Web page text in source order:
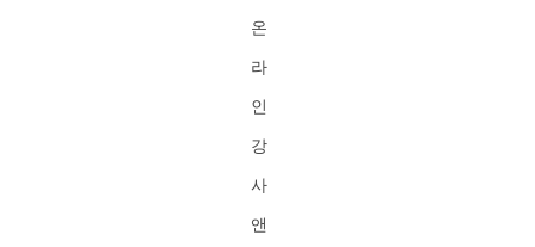
온
라
인
강
사
앤